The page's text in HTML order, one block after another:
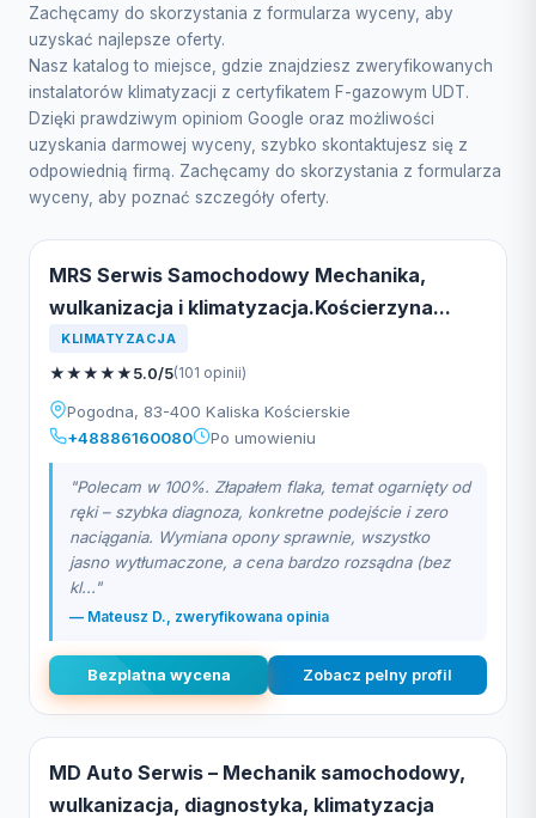
Zachęcamy do skorzystania z formularza wyceny, aby
uzyskać najlepsze oferty.
Nasz katalog to miejsce, gdzie znajdziesz zweryfikowanych
instalatorów klimatyzacji z certyfikatem F-gazowym UDT.
Dzięki prawdziwym opiniom Google oraz możliwości
uzyskania darmowej wyceny, szybko skontaktujesz się z
odpowiednią firmą. Zachęcamy do skorzystania z formularza
wyceny, aby poznać szczegóły oferty.
MRS Serwis Samochodowy Mechanika,
wulkanizacja i klimatyzacja.Kościerzyna...
KLIMATYZACJA
★★★★★5.0/5(101 opinii)
Pogodna, 83-400 Kaliska Kościerskie
+48886160080
Po umowieniu
"Polecam w 100%. Złapałem flaka, temat ogarnięty od
ręki – szybka diagnoza, konkretne podejście i zero
naciągania. Wymiana opony sprawnie, wszystko
jasno wytłumaczone, a cena bardzo rozsądna (bez
kl..."
— Mateusz D., zweryfikowana opinia
Bezplatna wycena Zobacz pelny profil
MD Auto Serwis – Mechanik samochodowy,
wulkanizacja, diagnostyka, klimatyzacja